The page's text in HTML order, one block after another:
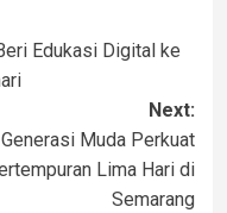
Edukasi Digital ke
Next:
Muda Perkuat
Lima Hari di
Semarang